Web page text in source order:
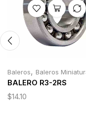
Baleros, Baleros
BALERO R3-2RS
$14.10